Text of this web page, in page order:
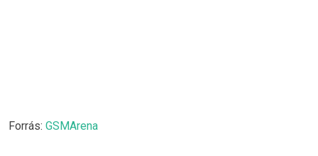
Forrás: GSMArena